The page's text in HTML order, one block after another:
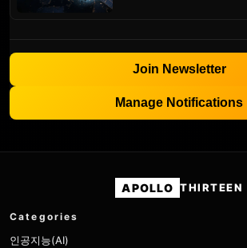
Join Newsletter
Manage Notifications
APOLLO THIRTEEN
Categories
인공지능(AI)